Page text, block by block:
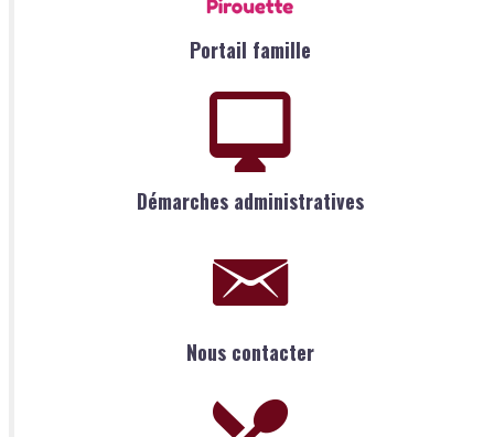
Portail famille
Démarches administratives
Nous contacter